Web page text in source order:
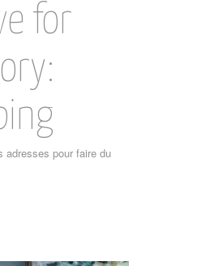
for
adresses pour faire du